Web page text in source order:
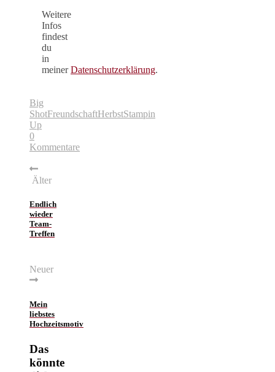
Weitere
Infos
findest
du
in
meinerDatenschutzerklärung.
Big
ShotFreundschaftHerbstStampin
Up
0
Kommentare
Älter
Endlich
wieder
Team-
Treffen
Neuer
Mein
liebstes
Hochzeitsmotiv
Das
könnte